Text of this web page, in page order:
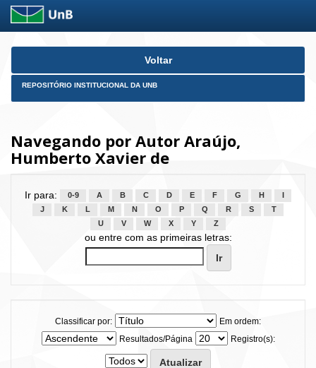
Skip
Voltar
REPOSITÓRIO INSTITUCIONAL DA UNB
Navegando por Autor Araújo,
Humberto Xavier de
Ir para: 0-9 A B C D E F G H
J
K L M N O P Q R S
T
U
V W X Y Z
ou entre com as primeiras letras:
Classificar por:
Em ordem:
Resultados/Página
Registro(s):